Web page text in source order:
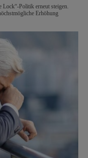
Lock“-Politik erneut steigen.
Erhöhung